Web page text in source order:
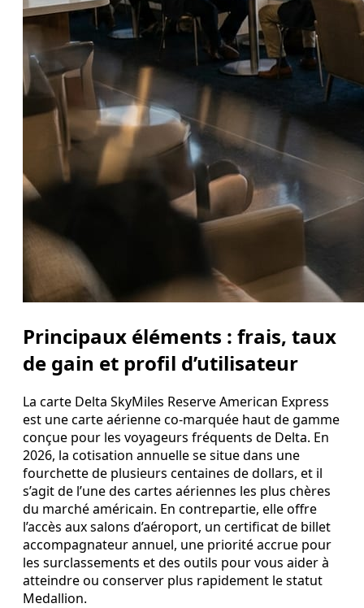
Principaux éléments : frais, taux
de gain et profil d’utilisateur
La carte Delta SkyMiles Reserve American Express
est une carte aérienne co-marquée haut de gamme
conçue pour les voyageurs fréquents de Delta. En
2026, la cotisation annuelle se situe dans une
fourchette de plusieurs centaines de dollars, et il
s’agit de l’une des cartes aériennes les plus chères
du marché américain. En contrepartie, elle offre
l’accès aux salons d’aéroport, un certificat de billet
accompagnateur annuel, une priorité accrue pour
les surclassements et des outils pour vous aider à
atteindre ou conserver plus rapidement le statut
Medallion.